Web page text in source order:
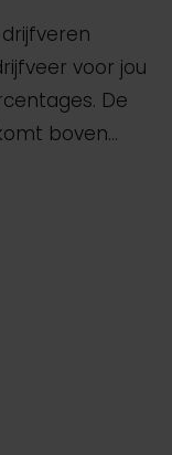
voor jou
De
boven…